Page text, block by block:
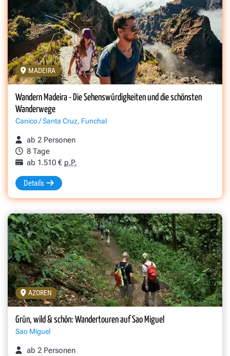
MADEIRA
Wandern Madeira - Die Sehenswürdigkeiten und die schönsten
Wanderwege
Canico / Santa Cruz, Funchal
ab 2 Personen
8 Tage
ab 1.510 € p.P.
Details
AZOREN
Grün, wild & schön: Wandertouren auf Sao Miguel
Sao Miguel
ab 2 Personen